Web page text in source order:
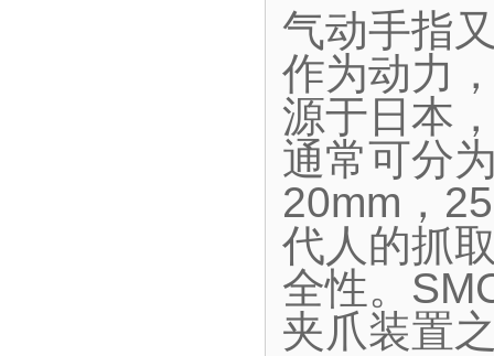
气动手指
作为动力
源于日本
通常可分
20mm，
代人的抓
全性。
夹爪装置